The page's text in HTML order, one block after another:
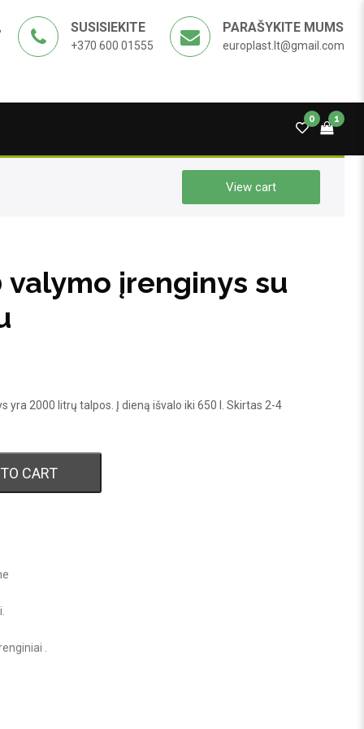
SUSISIEKITE
+370 600 01555
PARAŠYKITE MUMS
europlast.lt@gmail.com
0 1
View cart
valymo įrenginys su
yra 2000 litrų talpos. Į dieną išvalo iki 650 l. Skirtas 2-4
CART